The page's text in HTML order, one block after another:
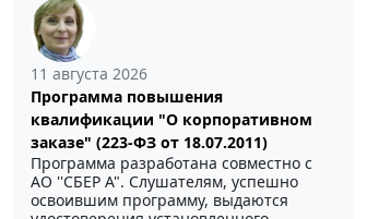
11 августа 2026
Программа повышения
квалификации "О корпоративном
заказе" (223-ФЗ от 18.07.2011)
Программа разработана совместно с
АО ''СБЕР А". Слушателям, успешно
освоившим программу, выдаются